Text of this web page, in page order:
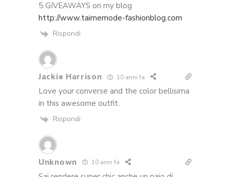
5 GIVEAWAYS on my blog
http://www.taimemode-fashionblog.com
Rispondi
Jackie Harrison 10 anni fa
Love your converse and the color bellisima
in this awesome outfit.
Rispondi
Unknown 10 anni fa